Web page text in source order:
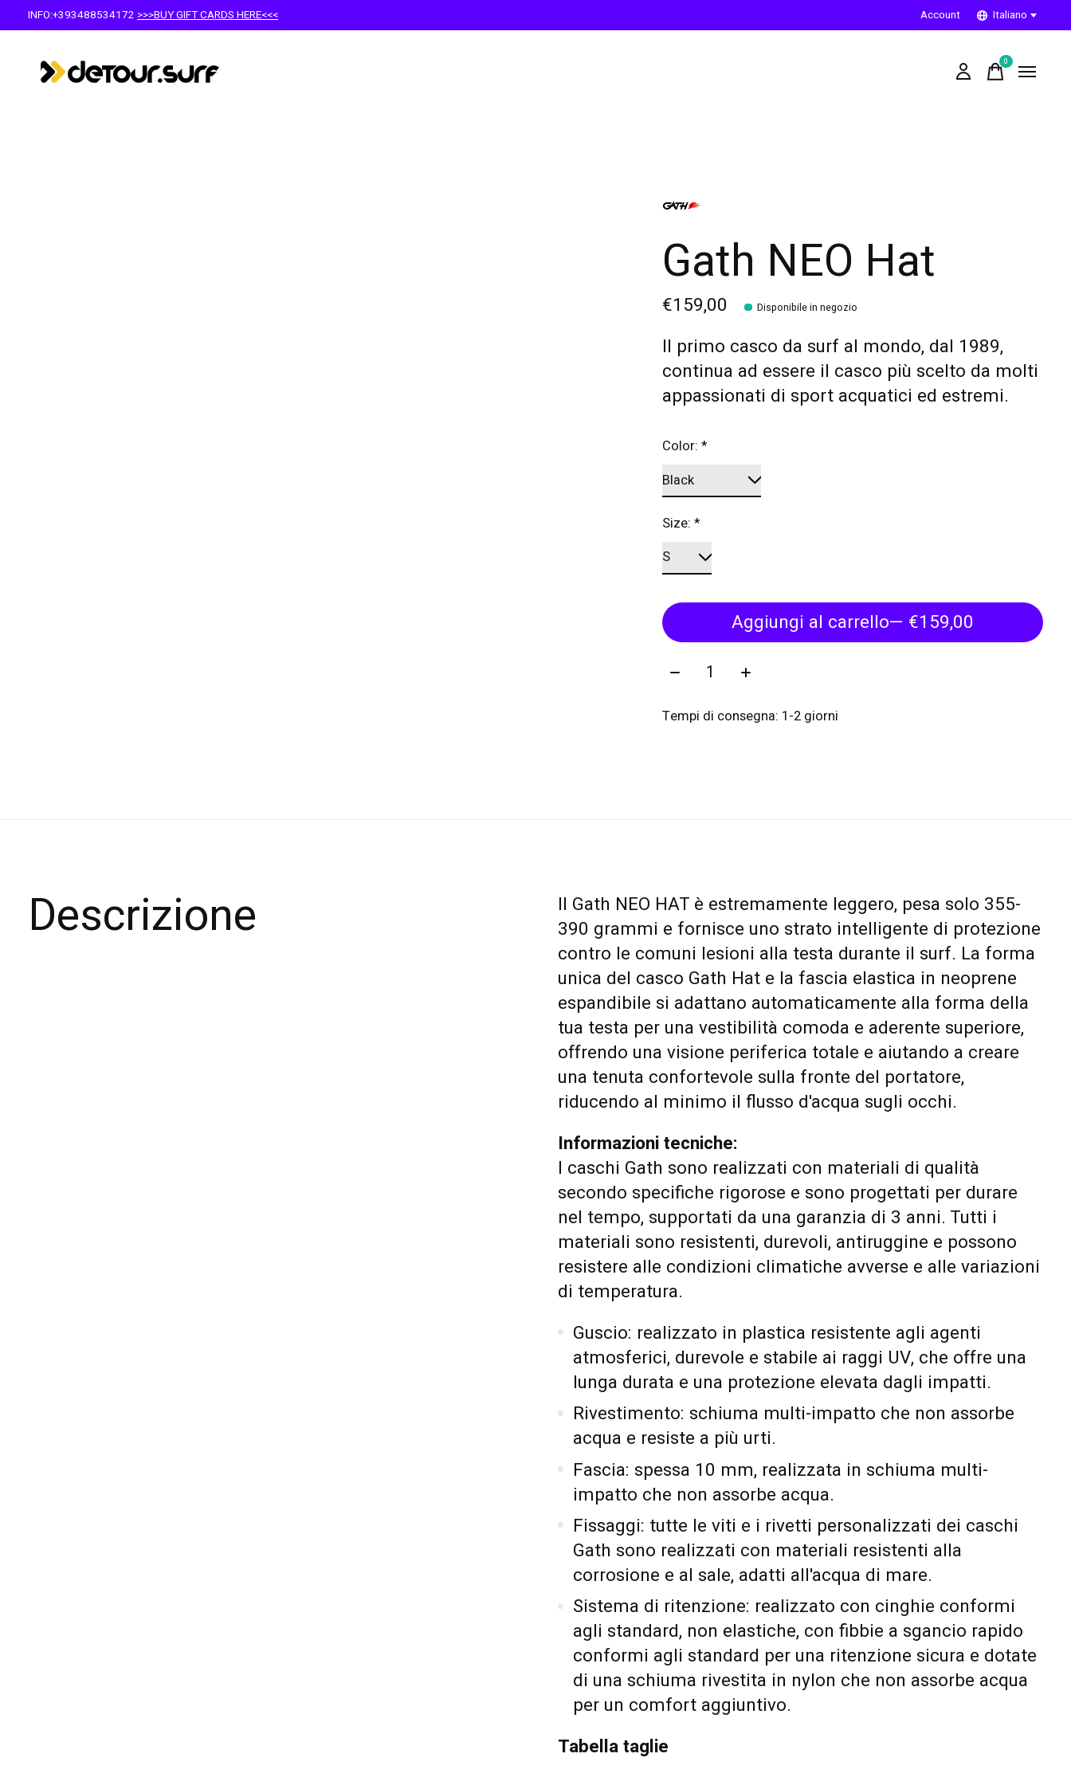
INFO:+393488534172 >>>BUY GIFT CARDS HERE<<< Account Italiano
0items
Gath NEO Hat
€159,00 Disponibile in negozio
Il primo casco da surf al mondo, dal 1989,
continua ad essere il casco più scelto da molti
appassionati di sport acquatici ed estremi.
Color:*
Size:*
Aggiungi al carrello
— €159,00
Quantità:
Tempi di consegna: 1-2 giorni
Descrizione
Il Gath NEO HAT è estremamente leggero, pesa solo 355-
390 grammi e fornisce uno strato intelligente di protezione
contro le comuni lesioni alla testa durante il surf. La forma
unica del casco Gath Hat e la fascia elastica in neoprene
espandibile si adattano automaticamente alla forma della
tua testa per una vestibilità comoda e aderente superiore,
offrendo una visione periferica totale e aiutando a creare
una tenuta confortevole sulla fronte del portatore,
riducendo al minimo il flusso d'acqua sugli occhi.
Informazioni tecniche:
I caschi Gath sono realizzati con materiali di qualità
secondo specifiche rigorose e sono progettati per durare
nel tempo, supportati da una garanzia di 3 anni. Tutti i
materiali sono resistenti, durevoli, antiruggine e possono
resistere alle condizioni climatiche avverse e alle variazioni
di temperatura.
Guscio: realizzato in plastica resistente agli agenti
atmosferici, durevole e stabile ai raggi UV, che offre una
lunga durata e una protezione elevata dagli impatti.
Rivestimento: schiuma multi-impatto che non assorbe
acqua e resiste a più urti.
Fascia: spessa 10 mm, realizzata in schiuma multi-
impatto che non assorbe acqua.
Fissaggi: tutte le viti e i rivetti personalizzati dei caschi
Gath sono realizzati con materiali resistenti alla
corrosione e al sale, adatti all'acqua di mare.
Sistema di ritenzione: realizzato con cinghie conformi
agli standard, non elastiche, con fibbie a sgancio rapido
conformi agli standard per una ritenzione sicura e dotate
di una schiuma rivestita in nylon che non assorbe acqua
per un comfort aggiuntivo.
Tabella taglie